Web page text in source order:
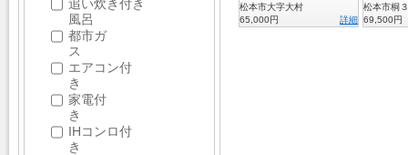
松本市大字大村
65,000円
詳細
松本市桐
69,500円
追い炊き付き
風呂
都市ガ
ス
エアコン付
き
家電付
き
IHコンロ付
き